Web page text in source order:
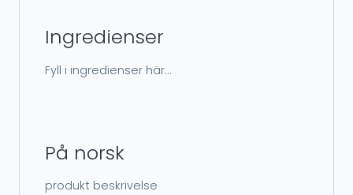
Ingredienser
Fyll i ingredienser här…
På norsk
produkt beskrivelse